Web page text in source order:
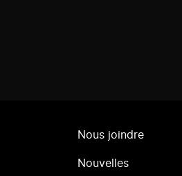
Nous joindre
Nouvelles